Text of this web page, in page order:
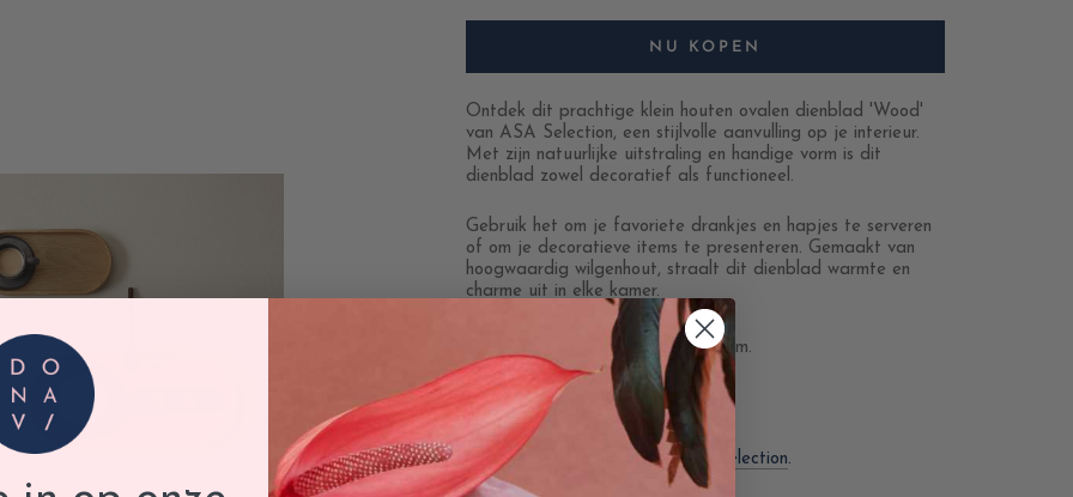
NU KOPEN
Ontdek dit prachtige klein houten ovalen dienblad 'Wood'
van ASA Selection, een stijlvolle aanvulling op je interieur.
Met zijn natuurlijke uitstraling en handige vorm is dit
dienblad zowel decoratief als functioneel.
Gebruik het om je favoriete drankjes en hapjes te serveren
of om je decoratieve items te presenteren. Gemaakt van
hoogwaardig wilgenhout, straalt dit dienblad warmte en
charme uit in elke kamer.
23 x 11 cm, H 2 cm.
Materiaal: wilgenhout.
Bekijk alle dienbladen en mandjes
Ontdek alles van het merk Asa Selection.